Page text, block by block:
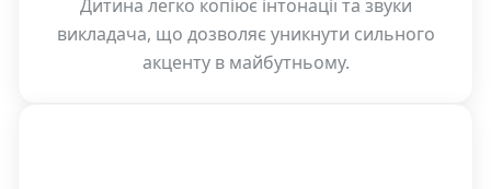
Дитина легко копіює інтонації та звуки
викладача, що дозволяє уникнути сильного
акценту в майбутньому.